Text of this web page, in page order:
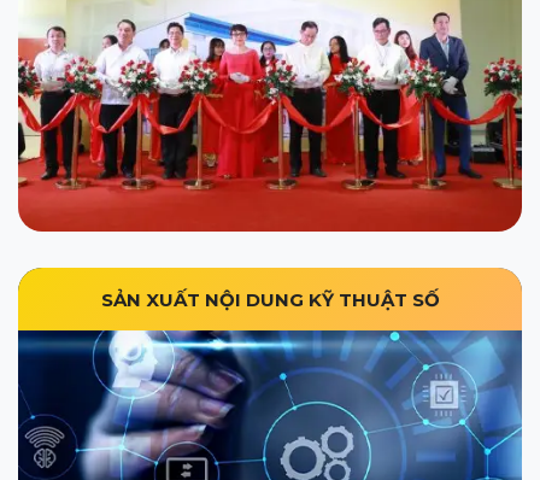
SẢN XUẤT NỘI DUNG KỸ THUẬT SỐ